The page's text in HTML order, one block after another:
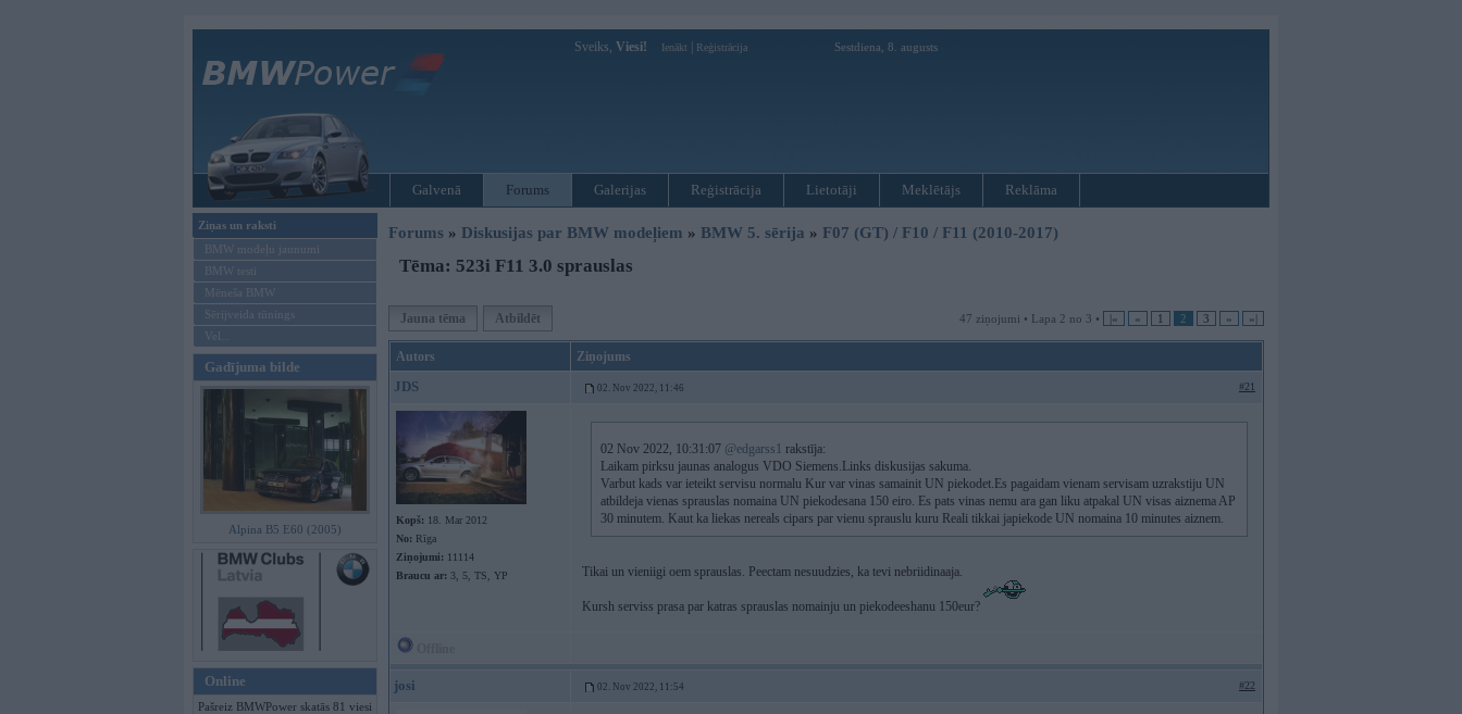
Sveiks, Viesi! Ienākt Reģistrācija Sestdiena, 8. augusts
Galvenā Forums Galerijas Reģistrācija Lietotāji Meklētājs Reklāma
Ziņas un raksti
BMW modeļu jaunumi
BMW testi
Mēneša BMW
Sērijveida tūnings
Vel...
Gadījuma bilde
Alpina B5 E60 (2005)
Online
Pašreiz BMWPower skatās 81 viesi
Forums » Diskusijas par BMW modeļiem » BMW 5. sērija » F07 (GT) / F10 / F11 (2010-2017)
Tēma: 523i F11 3.0 sprauslas
Jauna tēma Atbildēt 47 ziņojumi • Lapa 2 no 3 • |« « 1 2 3 » »|
Autors Ziņojums
JDS 02. Nov 2022, 11:46 #21
Kopš: 18. Mar 2012
No: Rīga
Ziņojumi: 11114
Braucu ar: 3, 5, TS, YP
02 Nov 2022, 10:31:07 @edgarss1 rakstīja:
Laikam pirksu jaunas analogus VDO Siemens.Links diskusijas sakuma.
Varbut kads var ieteikt servisu normalu Kur var vinas samainit UN piekodet.Es pagaidam vienam servisam uzrakstiju UN
atbildeja vienas sprauslas nomaina UN piekodesana 150 eiro. Es pats vinas nemu ara gan liku atpakal UN visas aiznema AP
30 minutem. Kaut ka liekas nereals cipars par vienu sprauslu kuru Reali tikkai japiekode UN nomaina 10 minutes aiznem.
Tikai un vieniigi oem sprauslas. Peectam nesuudzies, ka tevi nebriidinaaja.
Kursh serviss prasa par katras sprauslas nomainju un piekodeeshanu 150eur?
josi 02. Nov 2022, 11:54 #22